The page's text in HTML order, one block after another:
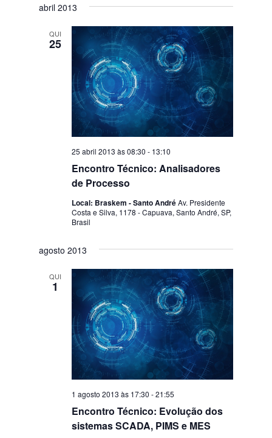
abril 2013
QUI
25
Encontro Técnico: Analisadores
de Processo
25 abril 2013 às 08:30 - 13:10
Local: Braskem - Santo AndréAv. Presidente
Costa e Silva, 1178 - Capuava, Santo André, SP,
Brasil
agosto 2013
QUI
1
Encontro Técnico: Evolução dos
sistemas SCADA, PIMS e MES
1 agosto 2013 às 17:30 -21:55